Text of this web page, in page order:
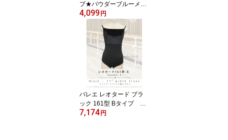
プ★パウダーブルーメッ
シュJewelesqueオリジ
ナルpull-on-b-powderblu
emesh
4,099 円
バレエ レオタード ブラ
ック 161型 Bタイプ デ
コルテ11インチ幅 ジ
7,174 円